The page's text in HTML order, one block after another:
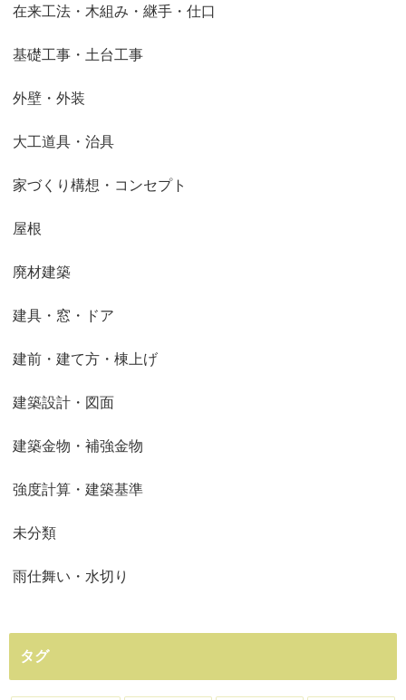
在来工法・木組み・継手・仕口
基礎工事・土台工事
外壁・外装
大工道具・治具
家づくり構想・コンセプト
屋根
廃材建築
建具・窓・ドア
建前・建て方・棟上げ
建築設計・図面
建築金物・補強金物
強度計算・建築基準
未分類
雨仕舞い・水切り
タグ